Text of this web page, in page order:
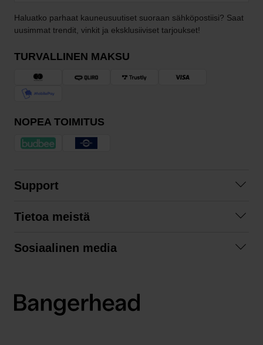
Haluatko parhaat kauneusuutiset suoraan sähköpostiisi? Saat
uusimmat trendit, vinkit ja eksklusiiviset tarjoukset!
TURVALLINEN MAKSU
NOPEA TOIMITUS
Support
Tilausehdot
Tietoa meistä
Sosiaalinen media
LinkedIn